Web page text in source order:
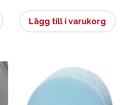
Lägg till i varukorg